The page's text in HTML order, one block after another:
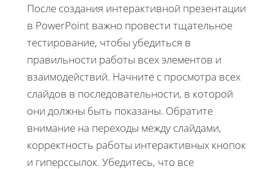
После создания интерактивной презентации
в PowerPoint важно провести тщательное
тестирование, чтобы убедиться в
правильности работы всех элементов и
взаимодействий. Начните с просмотра всех
слайдов в последовательности, в которой
они должны быть показаны. Обратите
внимание на переходы между слайдами,
корректность работы интерактивных кнопок
и гиперссылок. Убедитесь, что все